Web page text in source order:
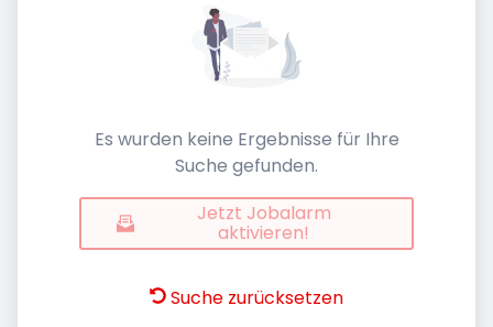
Es wurden keine Ergebnisse für Ihre
Suche gefunden.
Jetzt Jobalarm
aktivieren!
Suche zurücksetzen